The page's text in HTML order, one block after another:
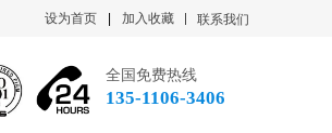
设为首页 加入收藏 联系我们
全国免费热线
135-1106-3406